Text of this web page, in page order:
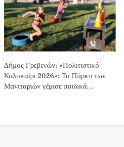
Δήμος Γρεβενών: «Πολιτιστικό
Καλοκαίρι 2026»: Το Πάρκο των
Μανιταριών γέμισε παιδικά…